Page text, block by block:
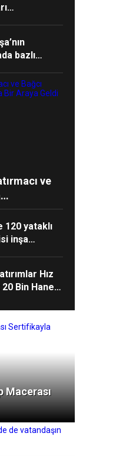
bazlı
ve
120 yataklı
inşa
Hız
Bin Hane
Macerası